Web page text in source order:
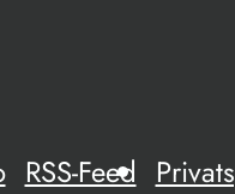
RSS-Feed